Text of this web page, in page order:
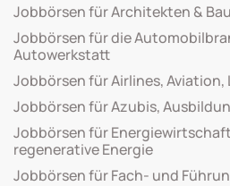
Jobbörsen für Architekten &
Jobbörsen für die
Autowerkstatt
Jobbörsen für Airlines,
Jobbörsen für Azubis,
Jobbörsen für Energiewirtschaft
regenerative Energie
Jobbörsen für Fach- und